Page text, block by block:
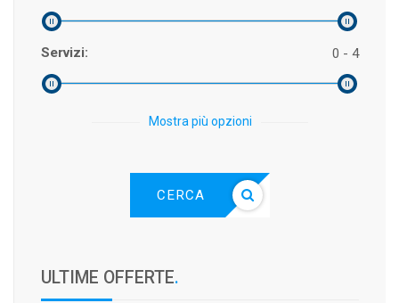
Servizi: 0 - 4
Mostra più opzioni
CERCA
ULTIME OFFERTE.